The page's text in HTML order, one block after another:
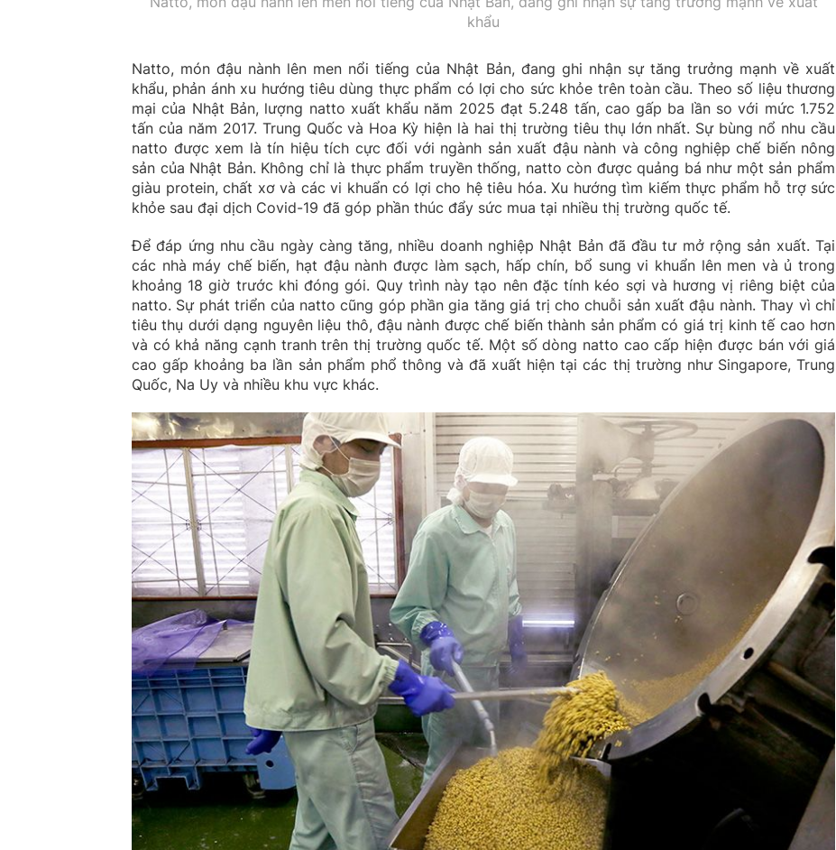
khẩu
Natto, món đậu nành lên men nổi tiếng của Nhật Bản, đang ghi nhận sự tăng trưởng mạnh về xuất
khẩu, phản ánh xu hướng tiêu dùng thực phẩm có lợi cho sức khỏe trên toàn cầu. Theo số liệu thương
mại của Nhật Bản, lượng natto xuất khẩu năm 2025 đạt 5.248 tấn, cao gấp ba lần so với mức 1.752
tấn của năm 2017. Trung Quốc và Hoa Kỳ hiện là hai thị trường tiêu thụ lớn nhất. Sự bùng nổ nhu cầu
natto được xem là tín hiệu tích cực đối với ngành sản xuất đậu nành và công nghiệp chế biến nông
sản của Nhật Bản. Không chỉ là thực phẩm truyền thống, natto còn được quảng bá như một sản phẩm
giàu protein, chất xơ và các vi khuẩn có lợi cho hệ tiêu hóa. Xu hướng tìm kiếm thực phẩm hỗ trợ sức
khỏe sau đại dịch Covid-19 đã góp phần thúc đẩy sức mua tại nhiều thị trường quốc tế.
Để đáp ứng nhu cầu ngày càng tăng, nhiều doanh nghiệp Nhật Bản đã đầu tư mở rộng sản xuất. Tại
các nhà máy chế biến, hạt đậu nành được làm sạch, hấp chín, bổ sung vi khuẩn lên men và ủ trong
khoảng 18 giờ trước khi đóng gói. Quy trình này tạo nên đặc tính kéo sợi và hương vị riêng biệt của
natto. Sự phát triển của natto cũng góp phần gia tăng giá trị cho chuỗi sản xuất đậu nành. Thay vì chỉ
tiêu thụ dưới dạng nguyên liệu thô, đậu nành được chế biến thành sản phẩm có giá trị kinh tế cao hơn
và có khả năng cạnh tranh trên thị trường quốc tế. Một số dòng natto cao cấp hiện được bán với giá
cao gấp khoảng ba lần sản phẩm phổ thông và đã xuất hiện tại các thị trường như Singapore, Trung
Quốc, Na Uy và nhiều khu vực khác.